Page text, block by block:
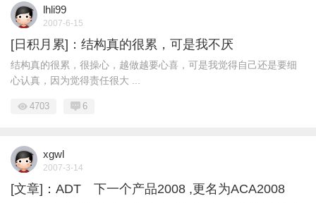
lhli99
2007-6-15
[日积月累]：结构真的很累，可是我不厌
结构真的很累，很操心，越做越要心喜，可是我觉得自己还是要细
心认真，因为觉得责任很大 ...
4703 6
xgwl
2007-3-14
[文章]：ADT 下一个产品2008 ,更名为ACA2008